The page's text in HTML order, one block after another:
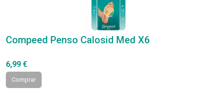
Compeed Penso Calosid Med X6
6,99 €
Comprar